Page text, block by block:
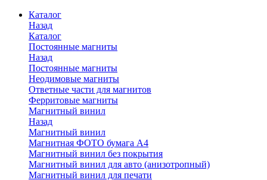
Каталог
Назад
Каталог
Постоянные магниты
Назад
Постоянные магниты
Неодимовые магниты
Ответные части для магнитов
Ферритовые магниты
Магнитный винил
Назад
Магнитный винил
Магнитная ФОТО бумага А4
Магнитный винил без покрытия
Магнитный винил для авто (анизотропный)
Магнитный винил для печати